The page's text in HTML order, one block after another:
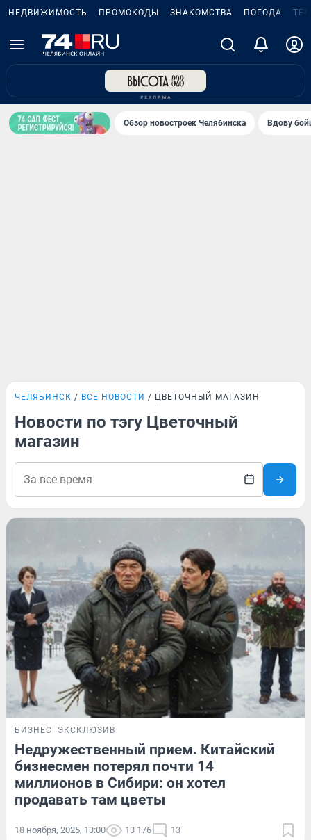
НЕДВИЖИМОСТЬ ПРОМОКОДЫ ЗНАКОМСТВА ПОГОДА
Обзор новостроек Челябинска Вдову
ЧЕЛЯБИНСК ВСЕ НОВОСТИ ЦВЕТОЧНЫЙ МАГАЗИН
Новости по тэгу Цветочный
магазин
БИЗНЕС ЭКСКЛЮЗИВ
Недружественный прием. Китайский
бизнесмен потерял почти 14
миллионов в Сибири: он хотел
продавать там цветы
18 ноября, 2025, 13:00 13 176 13